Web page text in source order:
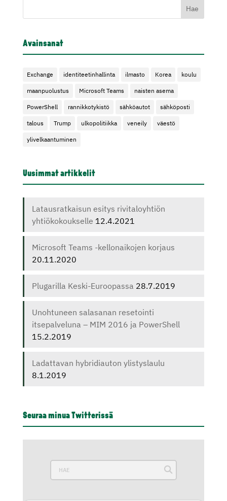
Avainsanat
Exchange identiteetinhallinta ilmasto Korea koulu
maanpuolustus Microsoft Teams naisten asema
PowerShell rannikkotykistö sähköautot sähköposti
talous Trump ulkopolitiikka veneily väestö
ylivelkaantuminen
Uusimmat artikkelit
Latausratkaisun esitys rivitaloyhtiön
yhtiökokoukselle 12.4.2021
Microsoft Teams -kellonaikojen korjaus
20.11.2020
Plugarilla Keski-Euroopassa 28.7.2019
Unohtuneen salasanan resetointi
itsepalveluna – MIM 2016 ja PowerShell
15.2.2019
Ladattavan hybridiauton ylistyslaulu
8.1.2019
Seuraa minua Twitterissä